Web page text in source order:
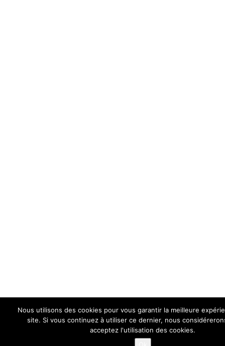
Nous utilisons des cookies pour vous garantir la meilleure
site. Si vous continuez à utiliser ce dernier, nous
acceptez l'utilisation des cookies.